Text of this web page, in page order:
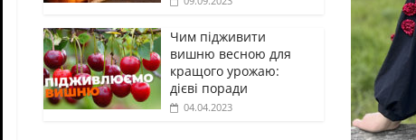
Чим підживити
вишню весною для
кращого урожаю:
дієві поради
04.04.2023